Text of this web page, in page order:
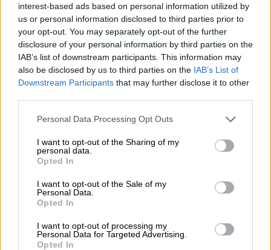
interest-based ads based on personal information utilized by
us or personal information disclosed to third parties prior to
your opt-out. You may separately opt-out of the further
disclosure of your personal information by third parties on the
IAB’s list of downstream participants. This information may
also be disclosed by us to third parties on the IAB’s List of
Downstream Participants that may further disclose it to other
Please note that this website/app uses one or more Google
not limited to your visit or usage behaviour. You may click to
grant or deny consent to Google and its third-party tags to
use your data for below specified purposes in below Google
consent section.
Personal Data Processing Opt Outs
I want to opt-out of the Sharing of my
personal data.
Opted In
I want to opt-out of the Sale of my
Personal Data.
Opted In
I want to opt-out of processing my
Personal Data for Targeted Advertising.
Opted In
Κόσμος|24.02.2025 22:30
Συνάντηση Τραμπ-Μακρόν: Ο
πόλεμος τελειώνει σε λίγες
εβδομάδες αν είμαστε έξυπνοι - Η
αναφορά στην Ελλάδα και η στιγμή
που τράβηξε τα βλέμματα
«Χρειάζεται καταρχήν ανακωχή»
«Το σχήμα θα έπρεπε να είναι το ακόλουθο:
διαπραγματεύσεις ανάμεσα στις ΗΠΑ και τη
Ρωσία κι ανάμεσα στις ΗΠΑ και την
Ουκρανία», εισηγήθηκε ακόμη ο κ. Μακρόν
στο πλαίσιο συνέντευξης που παραχώρησε